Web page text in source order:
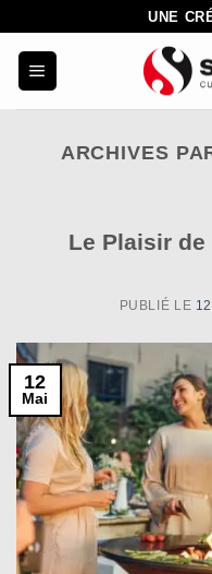
contenu
UNE
ARCHIVES
Le Plaisir
PUBLIÉ LE
12
Mai